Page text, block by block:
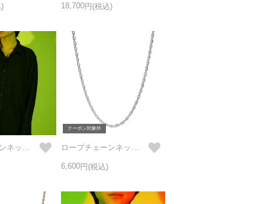
18,700
ロープチェーンネックレスM 三友その1 -真鍮- / ゴールド
クーポン対象外
ロープチェーンネックレスM 三友その1 -真鍮- / シルバー
6,600